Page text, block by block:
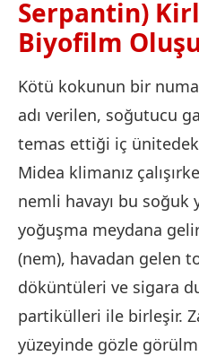
Serpantin)
Biyofilm
Kötü kokunun bir
adı verilen, soğutucu
temas ettiği iç
Midea klimanız
nemli havayı bu soğuk
yoğuşma meydana
(nem), havadan gelen
döküntüleri ve sigara
partikülleri ile birleşir.
yüzeyinde gözle